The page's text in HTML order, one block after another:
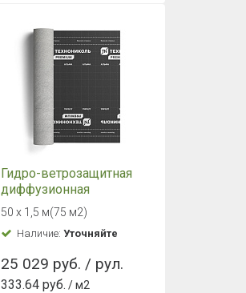
Гидро-ветрозащитная
диффузионная
мембрана
ТехноНИКОЛЬ Альфа
ТОП
50 х 1,5 м(75 м2)
Наличие: Уточняйте
25 029 руб. / рул.
333.64 руб. / м2